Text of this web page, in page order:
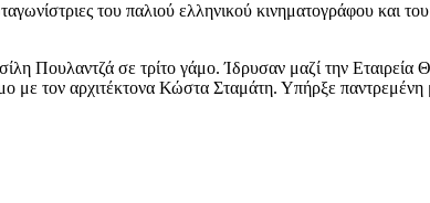
του παλιού ελληνικού κινηματογράφου και
Πουλαντζά σε τρίτο γάμο. Ίδρυσαν μαζί την Εταιρεία
με τον αρχιτέκτονα Κώστα Σταμάτη. Υπήρξε